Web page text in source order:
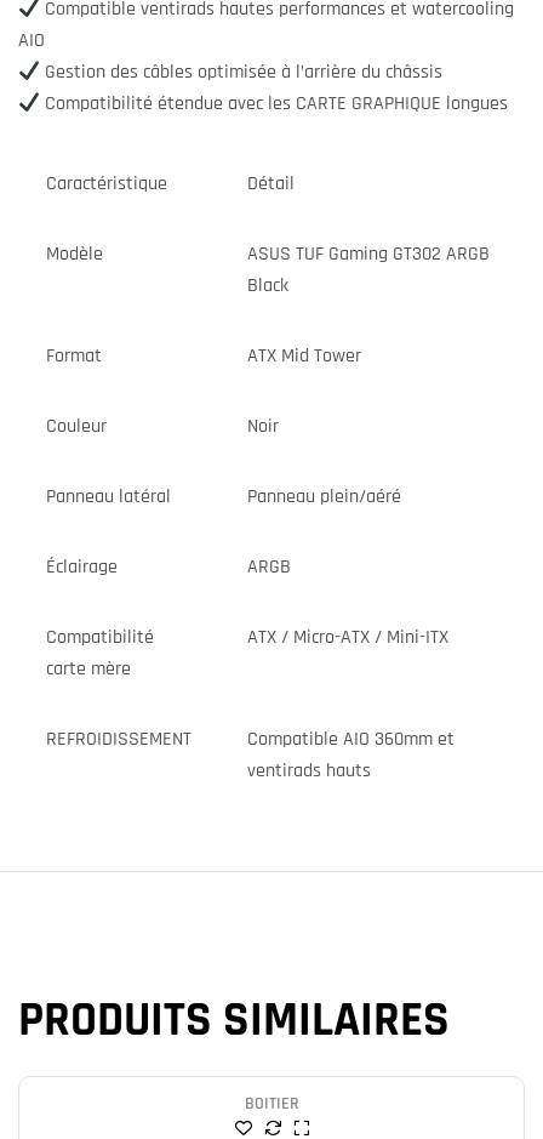
Compatible ventirads hautes performances et watercooling
AIO
Gestion des câbles optimisée à l’arrière du châssis
Compatibilité étendue avec les CARTE GRAPHIQUE longues
Caractéristique Détail
Modèle
ASUS TUF Gaming GT302 ARGB
Black
Format ATX Mid Tower
Couleur Noir
Panneau latéral Panneau plein/aéré
Éclairage ARGB
Compatibilité
carte mère
ATX / Micro-ATX / Mini-ITX
REFROIDISSEMENT
Compatible AIO 360mm et
ventirads hauts
PRODUITS SIMILAIRES
BOITIER